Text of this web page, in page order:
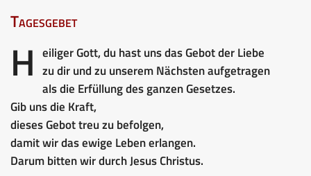
Tagesgebet
H eiliger Gott, du hast uns das Gebot der Liebe
zu dir und zu unserem Nächsten aufgetragen
als die Erfüllung des ganzen Gesetzes.
Gib uns die Kraft,
dieses Gebot treu zu befolgen,
damit wir das ewige Leben erlangen.
Darum bitten wir durch Jesus Christus.